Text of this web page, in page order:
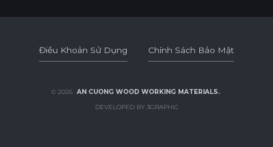
Điều Khoản Sử Dụng Chính Sách Bảo Mật
© 2026 AN CUONG WOOD WORKING MATERIALS.
DEVELOPED BY 3GRAPHIC